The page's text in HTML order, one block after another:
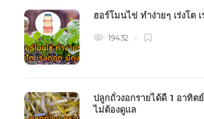
ฮอร์โมนไข่ ทำง่ายๆ เร่งโต
19432
ปลูกถั่วงอกรายได้ดี 1 อาทิต
ไม่ต้องดูแล